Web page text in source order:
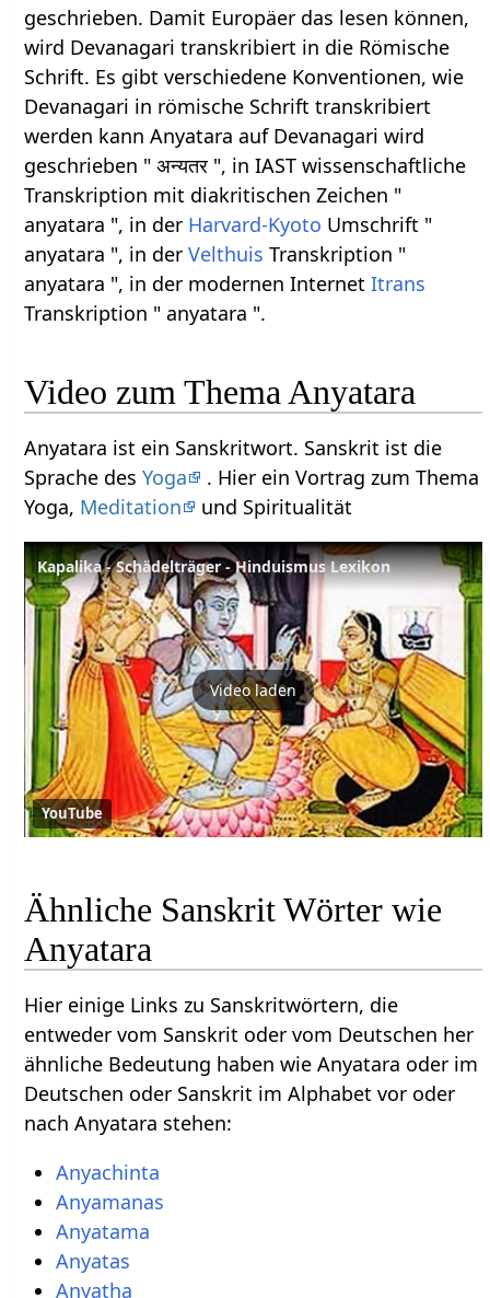
geschrieben. Damit Europäer das lesen können,
wird Devanagari transkribiert in die Römische
Schrift. Es gibt verschiedene Konventionen, wie
Devanagari in römische Schrift transkribiert
werden kann Anyatara auf Devanagari wird
geschrieben " अन्यतर ", in IAST wissenschaftliche
Transkription mit diakritischen Zeichen "
anyatara ", in der Harvard-Kyoto Umschrift "
anyatara ", in derVelthuis Transkription "
anyatara ", in der modernen InternetItrans
Transkription " anyatara ".
Video zum Thema Anyatara
Anyatara ist ein Sanskritwort. Sanskrit ist die
Sprache desYoga
. Hier ein Vortrag zum Thema
Yoga, Meditation und Spiritualität
Kapalika - Schädelträger - Hinduismus Lexikon
Video laden
YouTube
Ähnliche Sanskrit Wörter wie
Anyatara
Hier einige Links zu Sanskritwörtern, die
entweder vom Sanskrit oder vom Deutschen her
ähnliche Bedeutung haben wie Anyatara oder im
Deutschen oder Sanskrit im Alphabet vor oder
nach Anyatara stehen:
Anyachinta
Anyamanas
Anyatama
Anyatas
Anyatha